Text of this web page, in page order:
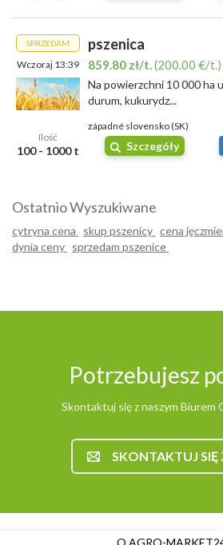
SPRZEDAM
Wczoraj 13:39
Ilość
100 - 1000 t
pszenica
859.80 zł/t.(200.00 €/t.)
Na powierzchni 10 000 ha
durum, kukurydz...
západné slovensko (SK)
Szczegóły
Ostatnio Wyszukiwane
cytryna cena skup pszenicy cena
dynia ceny sprzedam pszenice
Potrzebujesz
Skontaktuj się z naszym Biurem
SKONTAKTUJ SIĘ
O AGRO-